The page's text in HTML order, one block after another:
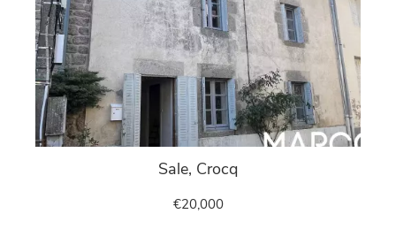
Sale, Crocq
€20,000